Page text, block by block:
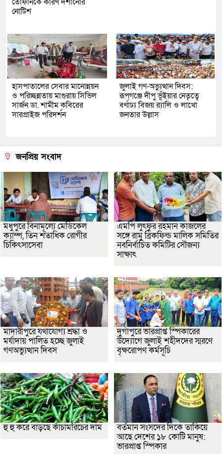
নোটিশ
হাসপাতালের সেবার মানোন্নয়ন
ও পরিচ্ছন্নতায় মাগুরায় সিভিল
সার্জন ডা. শামীম কবিরের
সারপ্রাইজ পরিদর্শন
জুলাই গণ-অভ্যুত্থান দিবস:
রূপগঞ্জে দীপু ভূঁইয়ার নেতৃত্বে
বর্ণাঢ্য বিজয় র‌্যালি ও লাখো
জনতার উল্লাস
জনপ্রিয় সংবাদ
মধুপুরে বিনামূল্যে মেডিকেল
ক্যাম্প, তিন শতাধিক রোগীর
চিকিৎসাসেবা
এমপি লুৎফুর রহমান কাজলের
সঙ্গে রামু ব্রিকফিল্ড মালিক সমিতির
নবনির্বাচিত কমিটির সৌজন্য
সাক্ষাৎ
মাদারীপুরে যথাযোগ্য শ্রদ্ধা ও
মর্যাদায় পালিত হচ্ছে জুলাই
গণঅভ্যুত্থান দিবস
দুর্গাপুরে ভারপ্রাপ্ত স্পিকারের
উদ্যোগে জুলাই শহীদদের স্মরণে
বৃক্ষরোপণ কর্মসূচি
হু হু করে বাড়ছে কাঁচামরিচের দাম
বর্তমান সংসদের দিকে তাকিয়ে
আছে দেশের ১৮ কোটি মানুষ:
ভারপ্রাপ্ত স্পিকার